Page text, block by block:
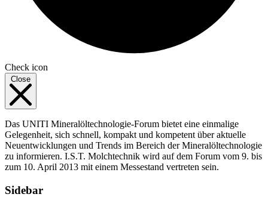
Check icon
Close
Das UNITI Mineralöltechnologie-Forum bietet eine einmalige
Gelegenheit, sich schnell, kompakt und kompetent über aktuelle
Neuentwicklungen und Trends im Bereich der Mineralöltechnologie
zu informieren. I.S.T. Molchtechnik wird auf dem Forum vom 9. bis
zum 10. April 2013 mit einem Messestand vertreten sein.
Sidebar